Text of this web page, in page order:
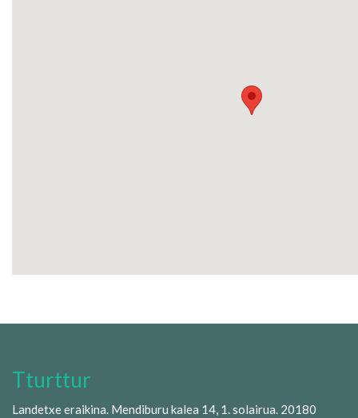
Tturttur
Landetxe eraikina. Mendiburu kalea 14, 1. solairua. 20180